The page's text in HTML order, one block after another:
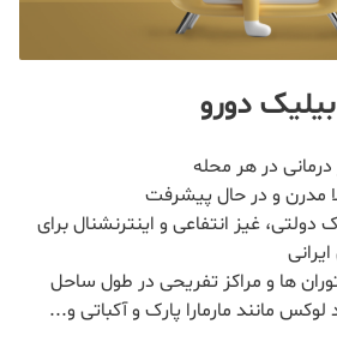
دورو
درمانی در هر محله
مدرن و در حال پیشرفت
غیز انتفاعی و اینترنشنال برای
ها و مراکز تفریحی در طول ساحل
مانند مارمارا پارک و آکباتی و...